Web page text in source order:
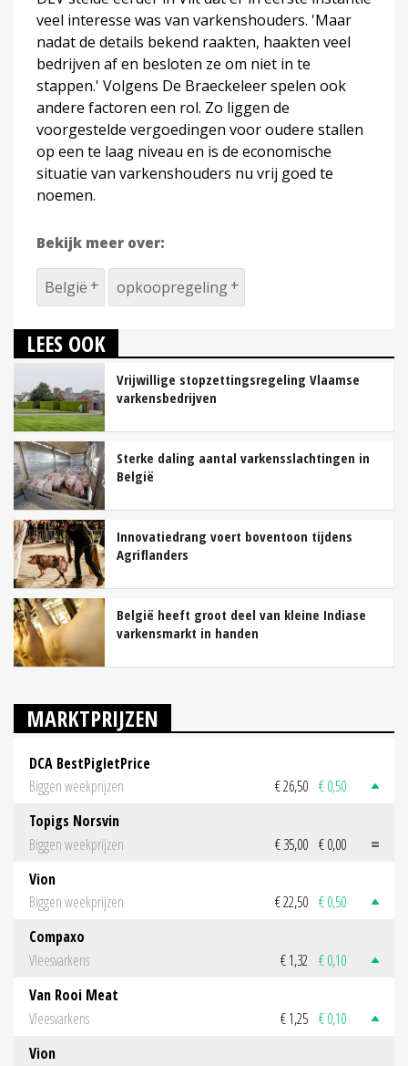
veel interesse was van varkenshouders. 'Maar
nadat de details bekend raakten, haakten veel
bedrijven af en besloten ze om niet in te
stappen.' Volgens De Braeckeleer spelen ook
andere factoren een rol. Zo liggen de
voorgestelde vergoedingen voor oudere stallen
op een te laag niveau en is de economische
situatie van varkenshouders nu vrij goed te
noemen.
Bekijk meer over:
België opkoopregeling
LEES OOK
Vrijwillige stopzettingsregeling Vlaamse
varkensbedrijven
Sterke daling aantal varkensslachtingen in
België
Innovatiedrang voert boventoon tijdens
Agriflanders
België heeft groot deel van kleine Indiase
varkensmarkt in handen
MARKTPRIJZEN
DCA BestPigletPrice
Biggen weekprijzen
€ 26,50 € 0,50
Topigs Norsvin
Biggen weekprijzen
€ 35,00 € 0,00
Vion
Biggen weekprijzen
€ 22,50 € 0,50
Compaxo
Vleesvarkens
€ 1,32 € 0,10
Van Rooi Meat
Vleesvarkens
€ 1,25 € 0,10
Vion